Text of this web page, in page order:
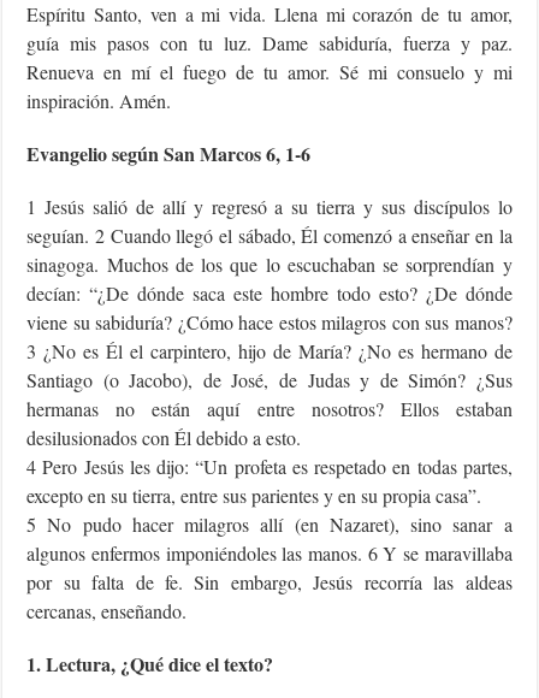
Espíritu Santo, ven a mi vida. Llena mi corazón de tu amor,
guía mis pasos con tu luz. Dame sabiduría, fuerza y paz.
Renueva en mí el fuego de tu amor. Sé mi consuelo y mi
inspiración. Amén.
Evangelio según San Marcos 6, 1-6
1 Jesús salió de allí y regresó a su tierra y sus discípulos lo
seguían. 2 Cuando llegó el sábado, Él comenzó a enseñar en la
sinagoga. Muchos de los que lo escuchaban se sorprendían y
decían: “¿De dónde saca este hombre todo esto? ¿De dónde
viene su sabiduría? ¿Cómo hace estos milagros con sus manos?
3 ¿No es Él el carpintero, hijo de María? ¿No es hermano de
Santiago (o Jacobo), de José, de Judas y de Simón? ¿Sus
hermanas no están aquí entre nosotros? Ellos estaban
desilusionados con Él debido a esto.
4 Pero Jesús les dijo: “Un profeta es respetado en todas partes,
excepto en su tierra, entre sus parientes y en su propia casa”.
5 No pudo hacer milagros allí (en Nazaret), sino sanar a
algunos enfermos imponiéndoles las manos. 6 Y se maravillaba
por su falta de fe. Sin embargo, Jesús recorría las aldeas
cercanas, enseñando.
1. Lectura, ¿Qué dice el texto?